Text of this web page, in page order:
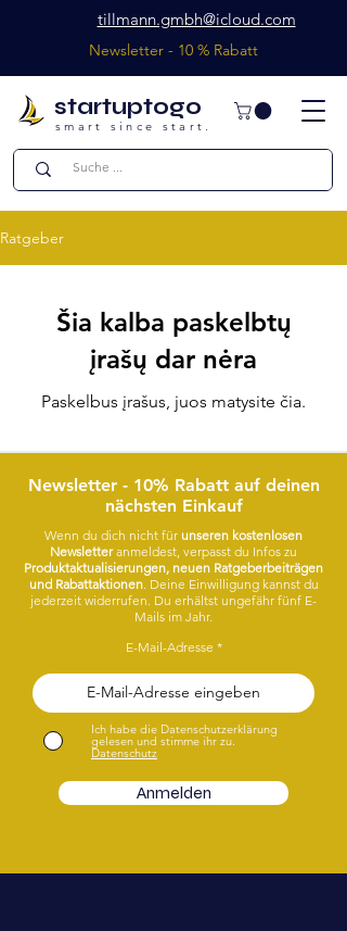
startuptogo
smart since start.
tillmann.gmbh@icloud.com
Newsletter - 10 % Rabatt
Ratgeber
Šia kalba paskelbtų
įrašų dar nėra
Paskelbus įrašus, juos matysite čia.
Newsletter - 10% Rabatt auf deinen
nächsten Einkauf
Wenn du dich nicht für unseren kostenlosen
Newsletteranmeldest, verpasst du Infos zu
Produktaktualisierungen, neuen Ratgeberbeiträgen
und Rabattaktionen. Deine Einwilligung kannst du
jederzeit widerrufen. Du erhältst ungefähr fünf E-
Mails im Jahr.
E-Mail-Adresse
Ich habe die Datenschutzerklärung
gelesen und stimme ihr zu.
Datenschutz
Anmelden